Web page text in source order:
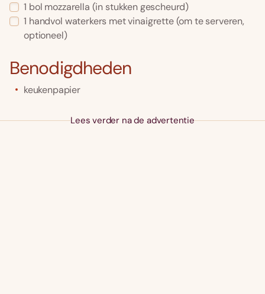
1 bol mozzarella (in stukken gescheurd)
1 handvol waterkers met vinaigrette(om te serveren,
optioneel)
Benodigdheden
keukenpapier
Lees verder na de advertentie